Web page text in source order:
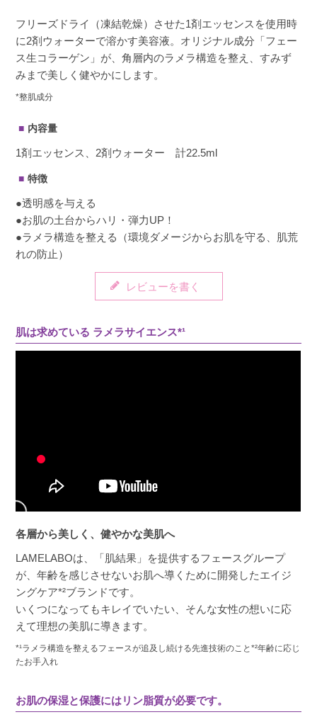
フリーズドライ（凍結乾燥）させた1剤エッセンスを使用時
に2剤ウォーターで溶かす美容液。オリジナル成分「フェー
ス生コラーゲン」が、角層内のラメラ構造を整え、すみず
みまで美しく健やかにします。
*整肌成分
内容量
1剤エッセンス、2剤ウォーター 計22.5ml
特徴
●透明感を与える
●お肌の土台からハリ・弾力UP！
●ラメラ構造を整える（環境ダメージからお肌を守る、肌荒
れの防止）
レビューを書く
肌は求めている ラメラサイエンス*¹
各層から美しく、健やかな美肌へ
LAMELABOは、「肌結果」を提供するフェースグループ
が、年齢を感じさせないお肌へ導くために開発したエイジ
ングケア*²ブランドです。
いくつになってもキレイでいたい、そんな女性の想いに応
えて理想の美肌に導きます。
*¹ラメラ構造を整えるフェースが追及し続ける先進技術のこと*²年齢に応じ
たお手入れ
お肌の保湿と保護にはリン脂質が必要です。